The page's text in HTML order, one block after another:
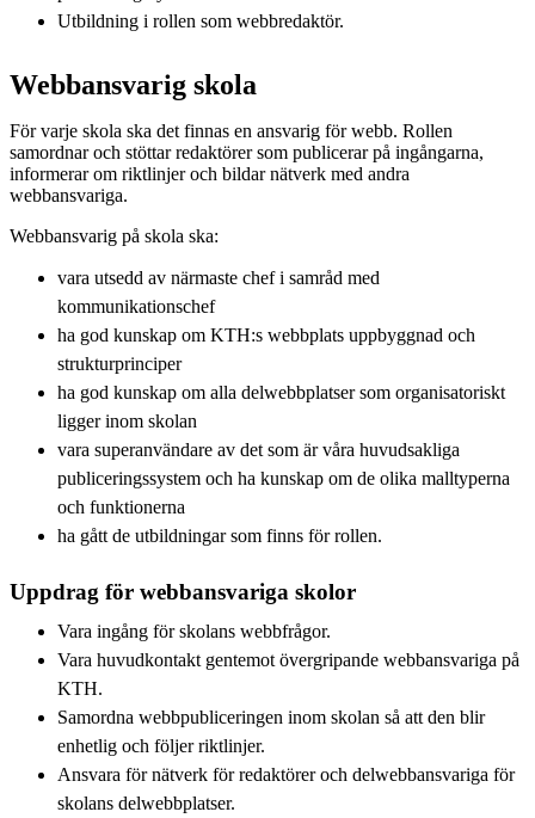
Utbildning i rollen som webbredaktör.
Webbansvarig skola
För varje skola ska det finnas en ansvarig för webb. Rollen
samordnar och stöttar redaktörer som publicerar på ingångarna,
informerar om riktlinjer och bildar nätverk med andra
webbansvariga.
Webbansvarig på skola ska:
vara utsedd av närmaste chef i samråd med
kommunikationschef
ha god kunskap om KTH:s webbplats uppbyggnad och
strukturprinciper
ha god kunskap om alla delwebbplatser som organisatoriskt
ligger inom skolan
vara superanvändare av det som är våra huvudsakliga
publiceringssystem och ha kunskap om de olika malltyperna
och funktionerna
ha gått de utbildningar som finns för rollen.
Uppdrag för webbansvariga skolor
Vara ingång för skolans webbfrågor.
Vara huvudkontakt gentemot övergripande webbansvariga på
KTH.
Samordna webbpubliceringen inom skolan så att den blir
enhetlig och följer riktlinjer.
Ansvara för nätverk för redaktörer och delwebbansvariga för
skolans delwebbplatser.